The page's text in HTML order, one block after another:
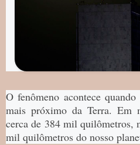
O fenômeno acontece
mais próximo da Terra. Em
cerca de 384 mil quilômetros,
mil quilômetros do nosso